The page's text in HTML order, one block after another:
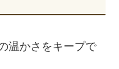
温かさをキープで